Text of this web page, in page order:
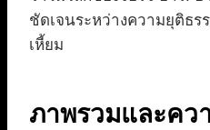
ชัดเจนระหว่างความยุติธ
เหี้ยม
ภาพรวมและคว